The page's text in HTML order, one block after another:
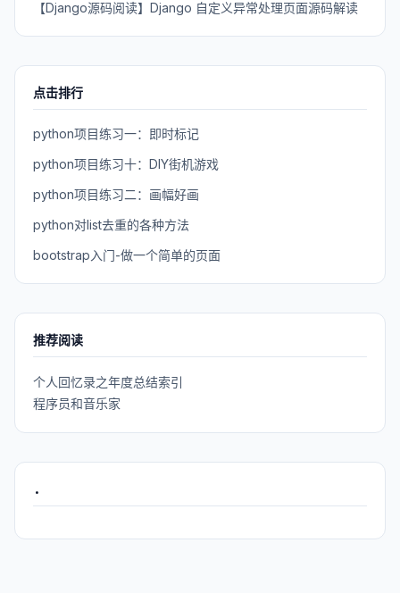
【Django源码阅读】Django 自定义异常处理页面源码解读
点击排行
python项目练习一：即时标记
python项目练习十：DIY街机游戏
python项目练习二：画幅好画
python对list去重的各种方法
bootstrap入门-做一个简单的页面
推荐阅读
个人回忆录之年度总结索引
程序员和音乐家
.